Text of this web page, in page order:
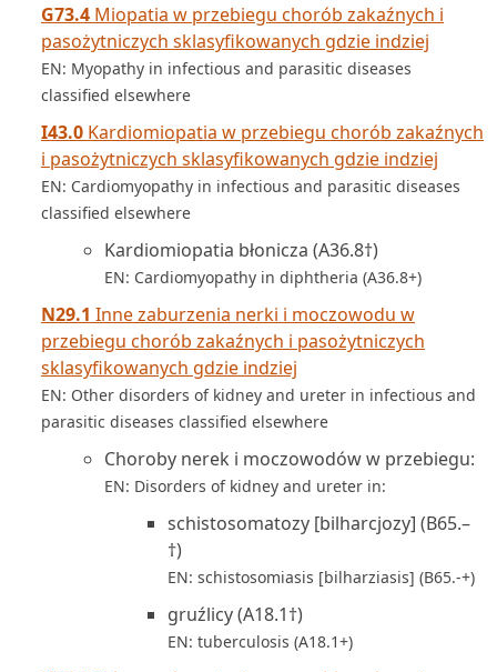
G73.4 Miopatia w przebiegu chorób zakaźnych i
pasożytniczych sklasyfikowanych gdzie indziej
EN: Myopathy in infectious and parasitic diseases
classified elsewhere
I43.0 Kardiomiopatia w przebiegu chorób zakaźnych
i pasożytniczych sklasyfikowanych gdzie indziej
EN: Cardiomyopathy in infectious and parasitic diseases
classified elsewhere
Kardiomiopatia błonicza (A36.8†)
EN: Cardiomyopathy in diphtheria (A36.8+)
N29.1 Inne zaburzenia nerki i moczowodu w
przebiegu chorób zakaźnych i pasożytniczych
sklasyfikowanych gdzie indziej
EN: Other disorders of kidney and ureter in infectious and
parasitic diseases classified elsewhere
Choroby nerek i moczowodów w przebiegu:
EN: Disorders of kidney and ureter in:
schistosomatozy [bilharcjozy] (B65.–
†)
EN: schistosomiasis [bilharziasis] (B65.-+)
gruźlicy (A18.1†)
EN: tuberculosis (A18.1+)